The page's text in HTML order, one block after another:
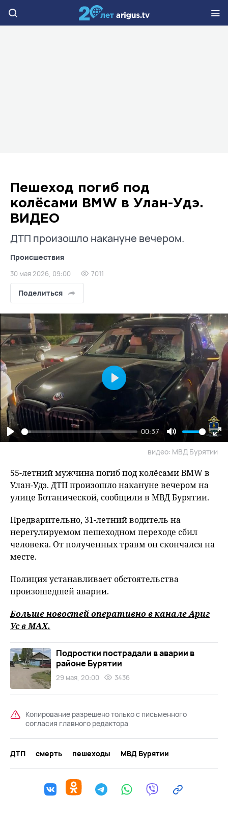
Пешеход погиб под
колёсами BMW в Улан-Удэ.
ВИДЕО
ДТП произошло накануне вечером.
Происшествия
30 мая 2026, 09:00 7011
Поделиться
Play
00:37
Mute
Play
видео: МВД Бурятии
55-летний мужчина погиб под колёсами BMW в
Улан-Удэ. ДТП произошло накануне вечером на
улице Ботанической, сообщили в МВД Бурятии.
Предварительно, 31-летний водитель на
нерегулируемом пешеходном переходе сбил
человека. От полученных травм он скончался на
месте.
Полиция устанавливает обстоятельства
произошедшей аварии.
Больше новостей оперативно в канале Ариг
Ус вMAХ.
Подростки пострадали в аварии в
районе Бурятии
29 мая, 20:00 3436
Копирование разрешено только с письменного
согласия главного редактора
ДТП смерть пешеходы МВД Бурятии